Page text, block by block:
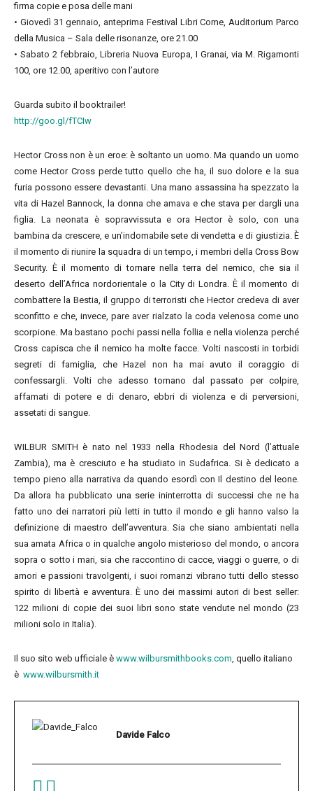
firma copie e posa delle mani
• Giovedì 31 gennaio, anteprima Festival Libri Come, Auditorium Parco
della Musica – Sala delle risonanze, ore 21.00
• Sabato 2 febbraio, Libreria Nuova Europa, I Granai, via M. Rigamonti
100, ore 12.00, aperitivo con l’autore
Guarda subito il booktrailer!
http://goo.gl/fTCIw
Hector Cross non è un eroe: è soltanto un uomo. Ma quando un uomo
come Hector Cross perde tutto quello che ha, il suo dolore e la sua
furia possono essere devastanti. Una mano assassina ha spezzato la
vita di Hazel Bannock, la donna che amava e che stava per dargli una
figlia. La neonata è sopravvissuta e ora Hector è solo, con una
bambina da crescere, e un’indomabile sete di vendetta e di giustizia. È
il momento di riunire la squadra di un tempo, i membri della Cross Bow
Security. È il momento di tornare nella terra del nemico, che sia il
deserto dell’Africa nordorientale o la City di Londra. È il momento di
combattere la Bestia, il gruppo di terroristi che Hector credeva di aver
sconfitto e che, invece, pare aver rialzato la coda velenosa come uno
scorpione. Ma bastano pochi passi nella follia e nella violenza perché
Cross capisca che il nemico ha molte facce. Volti nascosti in torbidi
segreti di famiglia, che Hazel non ha mai avuto il coraggio di
confessargli. Volti che adesso tornano dal passato per colpire,
affamati di potere e di denaro, ebbri di violenza e di perversioni,
assetati di sangue.
WILBUR SMITH è nato nel 1933 nella Rhodesia del Nord (l’attuale
Zambia), ma è cresciuto e ha studiato in Sudafrica. Si è dedicato a
tempo pieno alla narrativa da quando esordì con Il destino del leone.
Da allora ha pubblicato una serie ininterrotta di successi che ne ha
fatto uno dei narratori più letti in tutto il mondo e gli hanno valso la
definizione di maestro dell’avventura. Sia che siano ambientati nella
sua amata Africa o in qualche angolo misterioso del mondo, o ancora
sopra o sotto i mari, sia che raccontino di cacce, viaggi o guerre, o di
amori e passioni travolgenti, i suoi romanzi vibrano tutti dello stesso
spirito di libertà e avventura. È uno dei massimi autori di best seller:
122 milioni di copie dei suoi libri sono state vendute nel mondo (23
milioni solo in Italia).
Il suo sito web ufficiale è www.wilbursmithbooks.com, quello italiano
è www.wilbursmith.it
Davide Falco